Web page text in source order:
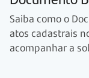
Saiba como o
atos cadastrais
acompanhar a